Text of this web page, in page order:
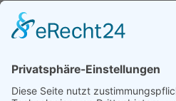
Startseite
Mittwoch, 15. November 2023
Es wurden keine Events gefunden